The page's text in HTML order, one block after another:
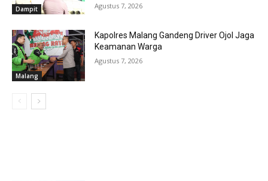
Dampit Agustus 7, 2026
Malang
Kapolres Malang Gandeng Driver Ojol Jaga
Keamanan Warga
Agustus 7, 2026